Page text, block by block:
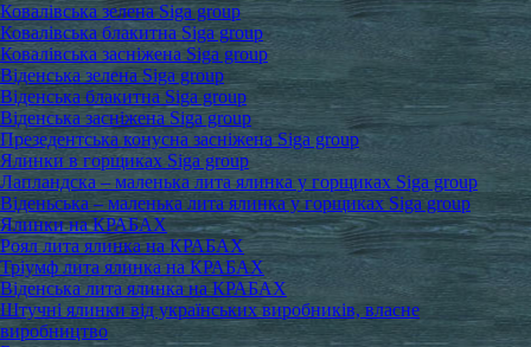
Ковалівська зелена Siga group
Ковалівська блакитна Siga group
Ковалівська засніжена Siga group
Віденська зелена Siga group
Віденська блакитна Siga group
Віденська засніжена Siga group
Презедентська конусна засніжена Siga group
Ялинки в горщиках Siga group
Лапландска – маленька лита ялинка у горщиках Siga group
Віденьська – маленька лита ялинка у горщиках Siga group
Ялинки на КРАБАХ
Роял лита ялинка на КРАБАХ
Тріумф лита ялинка на КРАБАХ
Віденська лита ялинка на КРАБАХ
Штучні ялинки від українських виробників, власне
виробництво